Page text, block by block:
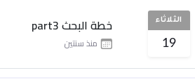
الثلاثاء
19
خطة البحث part3
منذ سنتين